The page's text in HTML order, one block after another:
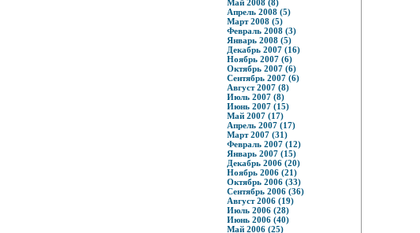
Май 2008 (8)
Апрель 2008 (5)
Март 2008 (5)
Февраль 2008 (3)
Январь 2008 (5)
Декабрь 2007 (16)
Ноябрь 2007 (6)
Октябрь 2007 (6)
Сентябрь 2007 (6)
Август 2007 (8)
Июль 2007 (8)
Июнь 2007 (15)
Май 2007 (17)
Апрель 2007 (17)
Март 2007 (31)
Февраль 2007 (12)
Январь 2007 (15)
Декабрь 2006 (20)
Ноябрь 2006 (21)
Октябрь 2006 (33)
Сентябрь 2006 (36)
Август 2006 (19)
Июль 2006 (28)
Июнь 2006 (40)
Май 2006 (25)